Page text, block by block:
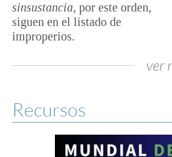
sinsustancia, por este orden,
siguen en el listado de
improperios.
ver
Recursos